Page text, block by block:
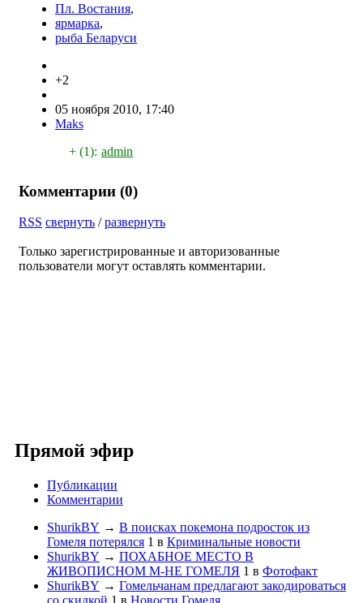
Пл. Востания,
ярмарка,
рыба Беларуси
+2
05 ноября 2010, 17:40
Maks
+ (1): admin
Комментарии (0)
RSS свернуть /развернуть
Только зарегистрированные и авторизованные
пользователи могут оставлять комментарии.
Прямой эфир
Публикации
Комментарии
ShurikBY → В поисках покемона подросток из
Гомеля потерялся 1 в Криминальные новости
ShurikBY → ПОХАБНОЕ МЕСТО В
ЖИВОПИСНОМ М-НЕ ГОМЕЛЯ 1 в Фотофакт
ShurikBY → Гомельчанам предлагают закодироваться